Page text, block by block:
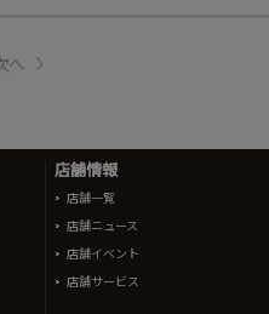
へ
店舗情報
店舗一覧
店舗ニュース
店舗イベント
店舗サービス